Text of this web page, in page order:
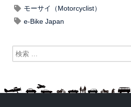
モーサイ（Motorcyclist）
e-Bike Japan